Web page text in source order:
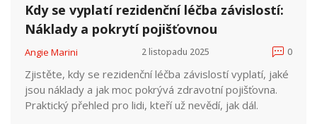
Kdy se vyplatí rezidenční léčba závislostí:
Náklady a pokrytí pojišťovnou
Angie Marini 2 listopadu 2025 0
Zjistěte, kdy se rezidenční léčba závislostí vyplatí, jaké
jsou náklady a jak moc pokrývá zdravotní pojišťovna.
Praktický přehled pro lidi, kteří už nevědí, jak dál.